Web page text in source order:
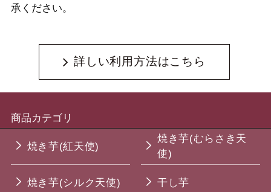
承ください。
詳しい利用方法はこちら
商品カテゴリ
焼き芋(紅天使)
焼き芋(むらさき天
使)
焼き芋(シルク天使) 干し芋